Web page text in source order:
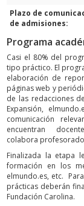
Plazo de
de admisiones:
Programa
Casi el 80% del
tipo práctico. El
elaboración de
páginas web y
de las redacciones
Expansión,
comunicación
encuentran
colabora
Finalizada la etapa
formación en los
elmundo.es, etc.
prácticas deberán
Fundación Carolina.